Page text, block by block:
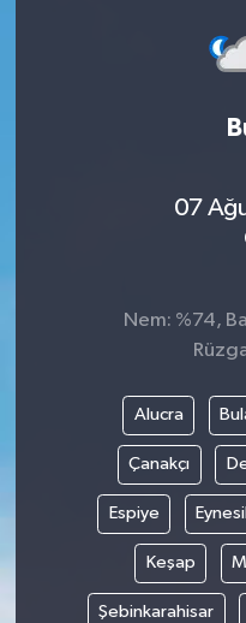
07
Nem: %74,
Alucra
Çanakçı
Espiye Eynesil
Keşap
Şebinkarahisar